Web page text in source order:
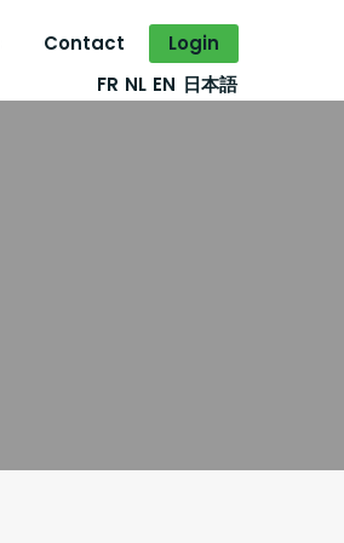
Contact
Login
FR NL EN 日本語